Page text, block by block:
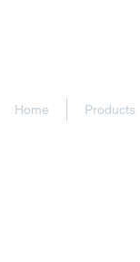
Home Products